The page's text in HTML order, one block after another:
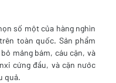
số một của hàng nghìn
toàn quốc. Sản phẩm
mảng bám, cáu cặn, và
cứng đầu, và cặn nước
quả.